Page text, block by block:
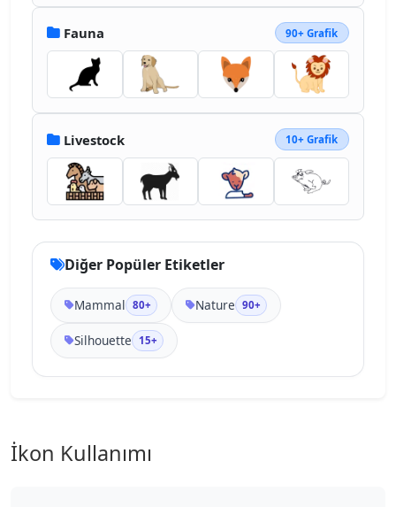
Fauna 90+ Grafik
Livestock 10+ Grafik
Diğer Popüler Etiketler
Mammal 80+ Nature 90+
Silhouette 15+
İkon Kullanımı